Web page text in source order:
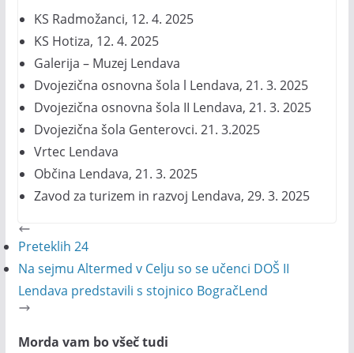
KS Radmožanci, 12. 4. 2025
KS Hotiza, 12. 4. 2025
Galerija – Muzej Lendava
Dvojezična osnovna šola l Lendava, 21. 3. 2025
Dvojezična osnovna šola II Lendava, 21. 3. 2025
Dvojezična šola Genterovci. 21. 3.2025
Vrtec Lendava
Občina Lendava, 21. 3. 2025
Zavod za turizem in razvoj Lendava, 29. 3. 2025
Preteklih 24
Na sejmu Altermed v Celju so se učenci DOŠ II
Lendava predstavili s stojnico BogračLend
Morda vam bo všeč tudi